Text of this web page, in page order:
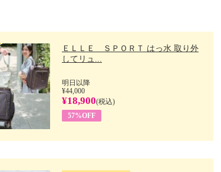
ＥＬＬＥ ＳＰＯＲＴ はっ水 取り外
してリュ...
明日以降
¥44,000
¥18,900(税込)
57%OFF